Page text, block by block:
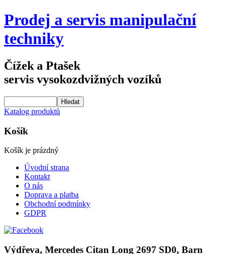
Prodej a servis manipulační
techniky
Čížek a Ptašek
servis vysokozdvižných vozíků
Katalog produktů
Košík
Košík je prázdný
Úvodní strana
Kontakt
O nás
Doprava a platba
Obchodní podmínky
GDPR
Výdřeva, Mercedes Citan Long 2697 SD0, Barn